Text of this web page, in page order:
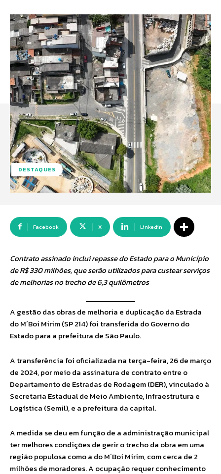
DESTAQUES
Facebook X Linkedin
Contrato assinado inclui repasse do Estado para o Município
de R$ 330 milhões, que serão utilizados para custear serviços
de melhorias no trecho de 6,3 quilômetros
A gestão das obras de melhoria e duplicação da Estrada
do M´Boi Mirim (SP 214) foi transferida do Governo do
Estado para a prefeitura de São Paulo.
A transferência foi oficializada na terça-feira, 26 de março
de 2024, por meio da assinatura de contrato entre o
Departamento de Estradas de Rodagem (DER), vinculado à
Secretaria Estadual de Meio Ambiente, Infraestrutura e
Logística (Semil), e a prefeitura da capital.
A medida se deu em função de a administração municipal
ter melhores condições de gerir o trecho da obra em uma
região populosa como a do M´Boi Mirim, com cerca de 2
milhões de moradores. A ocupação requer conhecimento